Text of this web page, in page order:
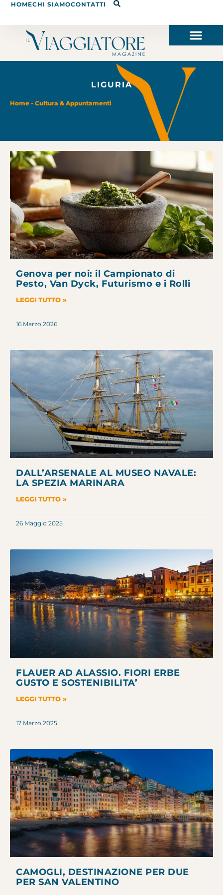
HOMECHI SIAMOCONTATTI
LIGURIA
Home - Cultura & Appuntamenti
Genova per noi: il Campionato di
Pesto, Van Dyck, Futurismo e i Rolli
LEGGI TUTTO »
16 Marzo 2026
DALL’ARSENALE AL MUSEO NAVALE:
LA SPEZIA MARINARA
LEGGI TUTTO »
26 Maggio 2025
FLAUER AD ALASSIO. FIORI ERBE
GUSTO E SOSTENIBILITA’
LEGGI TUTTO »
17 Marzo 2025
CAMOGLI, DESTINAZIONE PER DUE
PER SAN VALENTINO